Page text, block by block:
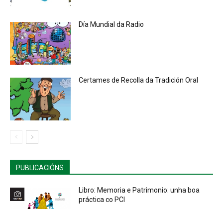
Día Mundial da Radio
Certames de Recolla da Tradición Oral
PUBLICACIÓNS
Libro: Memoria e Patrimonio: unha boa
práctica co PCI